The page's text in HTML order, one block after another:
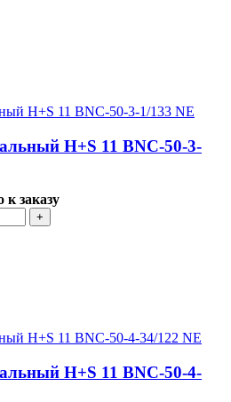
H+S 11 BNC-50-3-
к заказу
+
H+S 11 BNC-50-4-